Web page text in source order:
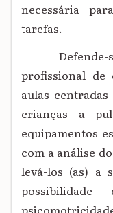
necessária
tarefas.
Defende-se,
profissional de
aulas
crianças a
equipamentos
com a análise
levá-los (as) a